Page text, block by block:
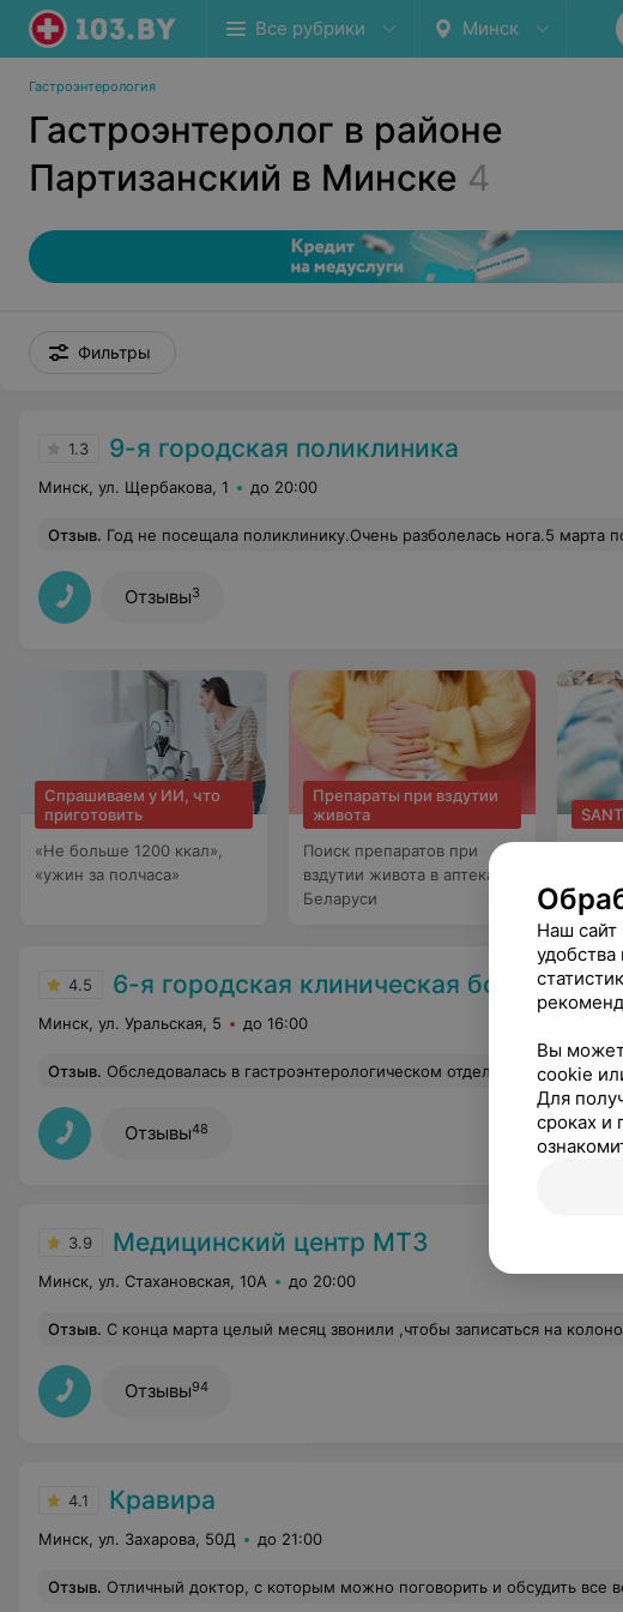
Все рубрики Минск
Гастроэнтерология
Гастроэнтеролог в районе
Партизанский в Минске 4
Фильтры
1.3 9-я городская поликлиника
Минск, ул. Щербакова, 1 до 20:00
Отзыв. Год не посещала поликлинику.Очень разболелась нога.5 марта пошла к дежурному врачу. В поликлинике тихо народу нет, обрадовалась. Первое, что услышала от врача, почему пришли сегодня,надо приходить в
Отзывы3
Спрашиваем у ИИ, что
приготовить
«Не больше 1200 ккал»,
«ужин за полчаса»
Препараты при вздутии
живота
Поиск препаратов при
вздутии живота в аптеках
Беларуси
4.5 6-я городская клиническая больница
Минск, ул. Уральская, 5 до 16:00
Отзыв. Обследовалась в гастроэнтерологическом отделении. Трудно в настоящее время найти настолько квалифицированный, отзывчивый и доброжелательный персонал на всех уровнях - от зав.отделения до санитарки. А самое главное - это искреннее стремление
Отзывы48
3.9 Медицинский центр МТЗ
Минск, ул. Стахановская, 10А до 20:00
Отзыв. С конца марта целый месяц звонили ,чтобы записаться на колоноскопию под седацией. Звонили неоднократно в течение месяца и каждый раз нам отвечали ,что записи нет. Запись на май будет вестись в конце месяца (апреля), примерно 17-20 числа. Позвонили ближе к 17 числу ,ответили ,что запись будет вестись с 20 апреля на май. День Х настал! Звоним около 11 утра 20 апреля в ответ получаем :"Записи нет,запись на июнь будет вестись в конце мая." На наш вопрос :"А как же так? Весь месяц звоним,ждём , а вы уже за начало утра расписали на весь месяц?! Причем никакого листа ожидания не было." В ответ получаем:"Ну вот так!Сколько там рабочих в мае. ​Всего лишь 14 мест -все 14 и записали." Конечно же, на июнь записи тоже нет,ведь запись будет вестись с конца мая! Почему сразу нельзя оговаривать тот момент,что мест немного и запись на следующий
Отзывы94
4.1 Кравира
Минск, ул. Захарова, 50Д до 21:00
Отзыв. Отличный доктор, с которым можно поговорить и обсудить все волнующие моменты, все
Наш сайт
удобства
Вы
cookie
Для
сроках и